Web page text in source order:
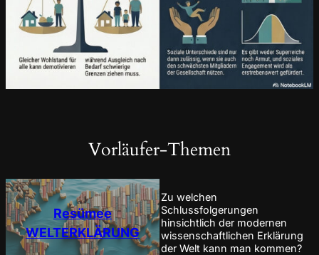
Vorläufer-Themen
Resümee
WELTERKLÄRUNG
Zu welchen
Schlussfolgerungen
hinsichtlich der modernen
wissenschaftlichen Erklärung
der Welt kann man kommen?